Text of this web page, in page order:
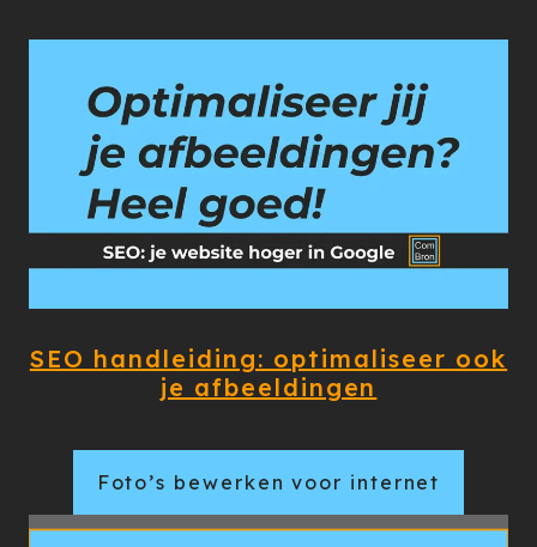
SEO handleiding: optimaliseer ook
je afbeeldingen
Foto’s bewerken voor internet